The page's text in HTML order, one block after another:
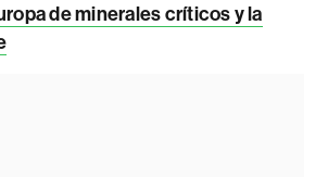
de minerales críticos y la